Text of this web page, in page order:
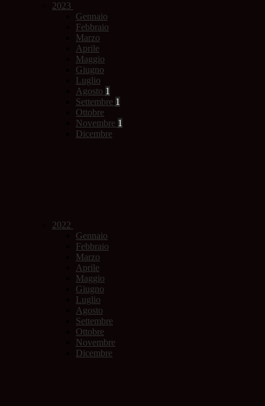
2023
Gennaio
Febbraio
Marzo
Aprile
Maggio
Giugno
Luglio
Agosto 1
Settembre 1
Ottobre
Novembre 1
Dicembre
2022
Gennaio
Febbraio
Marzo
Aprile
Maggio
Giugno
Luglio
Agosto
Settembre
Ottobre
Novembre
Dicembre